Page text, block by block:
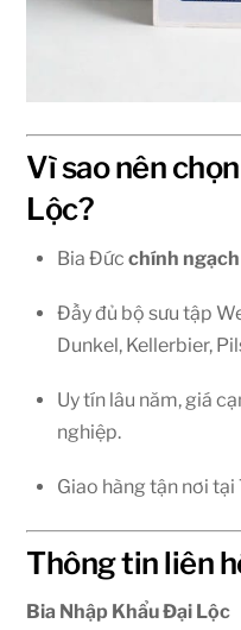
Vì sao nên
Lộc?
Bia Đức chính
Đầy đủ bộ sưu tập
Dunkel, Kellerbier,
Uy tín lâu năm, giá
nghiệp.
Giao hàng tận nơi
Thông tin liên
Bia Nhập Khẩu Đại Lộc